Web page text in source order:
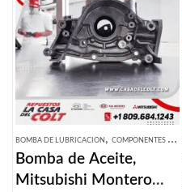
BOMBA DE LUBRICACION , COMPONENTES DEL MOTOR
Bomba de Aceite,
Mitsubishi Montero